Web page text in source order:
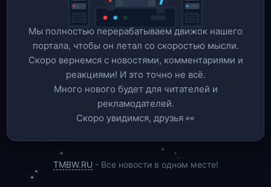
Мы полностью перерабатываем движок нашего
портала, чтобы он летал со скоростью мысли.
Скоро вернемся c новостями, комментариями и
реакциями! И это точно не всё.
Много нового будет для читателей и
рекламодателей.
Скоро увидимся, друзья 👀
TMBW.RU - Все новости в одном месте!